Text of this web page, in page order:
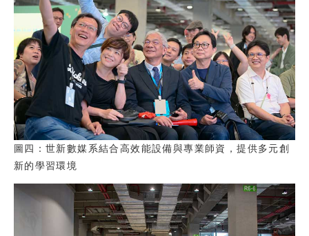
圖四：世新數媒系結合高效能設備與專業師資，提供多元創
新的學習環境